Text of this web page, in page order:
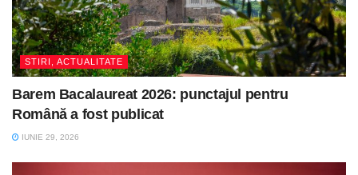
STIRI, ACTUALITATE
Barem Bacalaureat 2026: punctajul pentru
Română a fost publicat
IUNIE 29, 2026